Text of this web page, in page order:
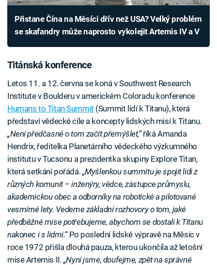
Přistane Čína na Měsíci dřív než USA? Velký problém
se skafandry může naprosto vykolejit Artemis IV a V
Titánská konference
Letos 11. a 12. června se koná v Southwest Research
Institute v Boulderu v americkém Coloradu konference
Humans to Titan Summit (Summit lidí k Titanu), která
představí vědecké cíle a koncepty lidských misí k Titanu.
„Není předčasné o tom začít přemýšlet,“říká Amanda
Hendrix, ředitelka Planetárního vědeckého výzkumného
institutu v Tucsonu a prezidentka skupiny Explore Titan,
která setkání pořádá. „Myšlenkou summitu je spojit lidi z
různých komunit – inženýry, vědce, zástupce průmyslu,
akademickou obec a odborníky na robotické a pilotované
vesmírné lety. Vedeme základní rozhovory o tom, jaké
předběžné mise potřebujeme, abychom se dostali k Titanu
nakonec i s lidmi.“ Po poslední lidské výpravě na Měsíc v
roce 1972 přišla dlouhá pauza, kterou ukončila až letošní
mise Artemis II. „Nyní jsme, doufejme, zpět na správné